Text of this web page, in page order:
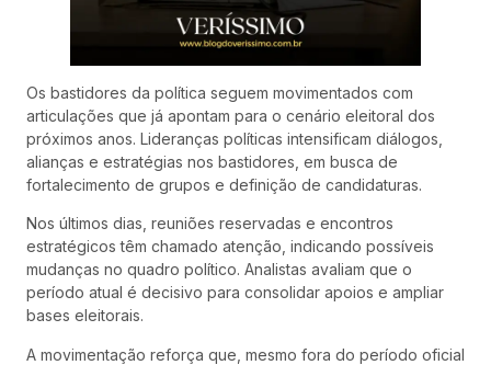
Os bastidores da política seguem movimentados com
articulações que já apontam para o cenário eleitoral dos
próximos anos. Lideranças políticas intensificam diálogos,
alianças e estratégias nos bastidores, em busca de
fortalecimento de grupos e definição de candidaturas.
Nos últimos dias, reuniões reservadas e encontros
estratégicos têm chamado atenção, indicando possíveis
mudanças no quadro político. Analistas avaliam que o
período atual é decisivo para consolidar apoios e ampliar
bases eleitorais.
A movimentação reforça que, mesmo fora do período oficial